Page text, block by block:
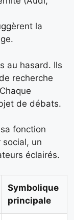
la
au hasard. Ils
recherche
de débats.
fonction
social, un
éclairés.
Symbolique
principale